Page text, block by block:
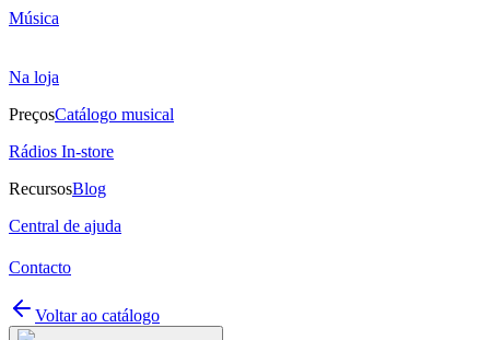
Música
Na loja
PreçosCatálogo musical
Rádios In-store
RecursosBlog
Central de ajuda
Contacto
Voltar ao catálogo